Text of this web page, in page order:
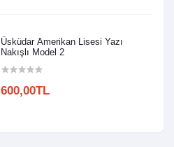
Üsküdar Amerikan Lisesi Yazı
Nakışlı Model 2
600,00TL